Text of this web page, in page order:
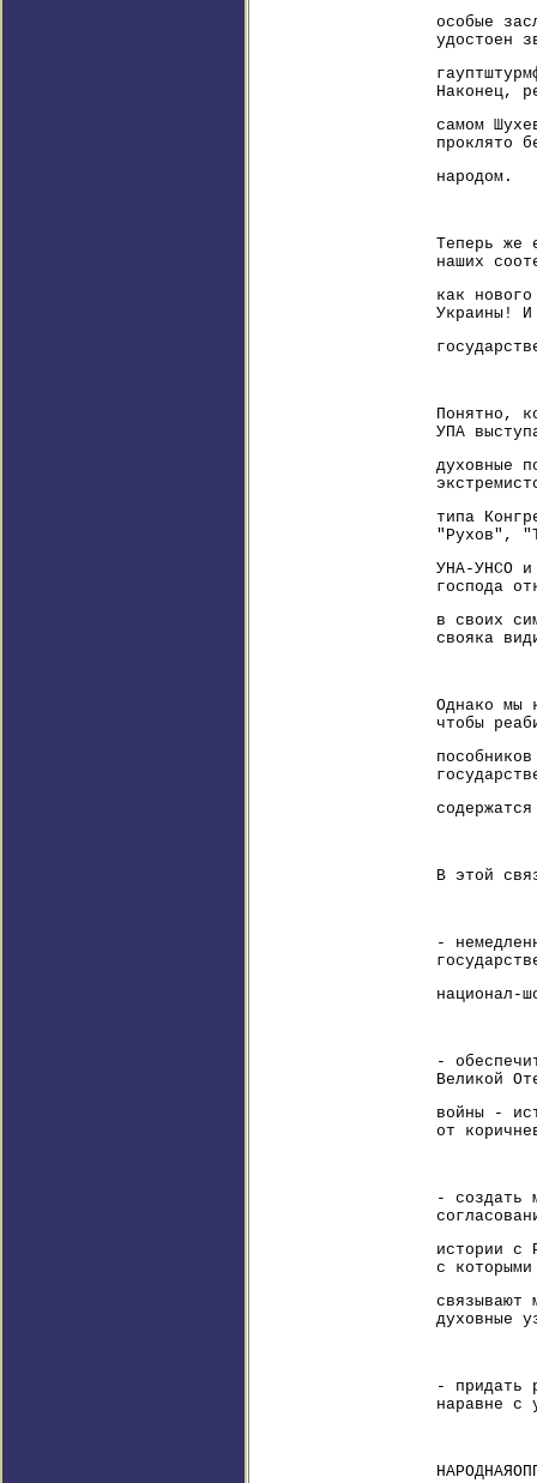
особые
удостоен
Наконец,
самом
проклято
народом.
Теперь же
наших
как
Украины! И
Понятно,
УПА
духовные
типа
"Рухов",
УНА-УНСО
господа
в своих
свояка
Однако мы
чтобы
В этой
-
национал-
-
Великой
войны -
от
- создать
истории с
с
связывают
духовные
- придать
наравне с